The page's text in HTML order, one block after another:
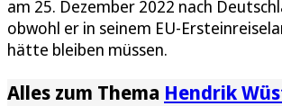
am 25. Dezember 2022 nach
obwohl er in seinem EU-
hätte bleiben müssen.
Alles zum Thema Hendrik